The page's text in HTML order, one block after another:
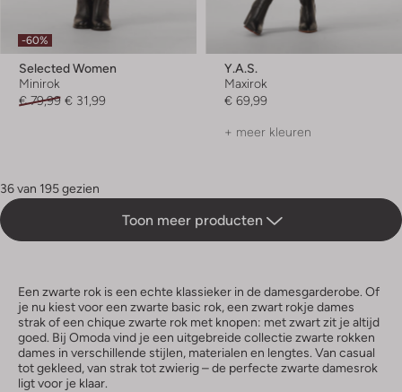
-60%
Selected Women
Minirok
€ 79,99 € 31,99
Y.a.s.
Maxirok
€ 69,99
+ meer kleuren
36 van 195 gezien
Toon meer producten
Een zwarte rok is een echte klassieker in de damesgarderobe. Of
je nu kiest voor een zwarte basic rok, een zwart rokje dames
strak of een chique zwarte rok met knopen: met zwart zit je altijd
goed. Bij Omoda vind je een uitgebreide collectie zwarte rokken
dames in verschillende stijlen, materialen en lengtes. Van casual
tot gekleed, van strak tot zwierig – de perfecte zwarte damesrok
ligt voor je klaar.